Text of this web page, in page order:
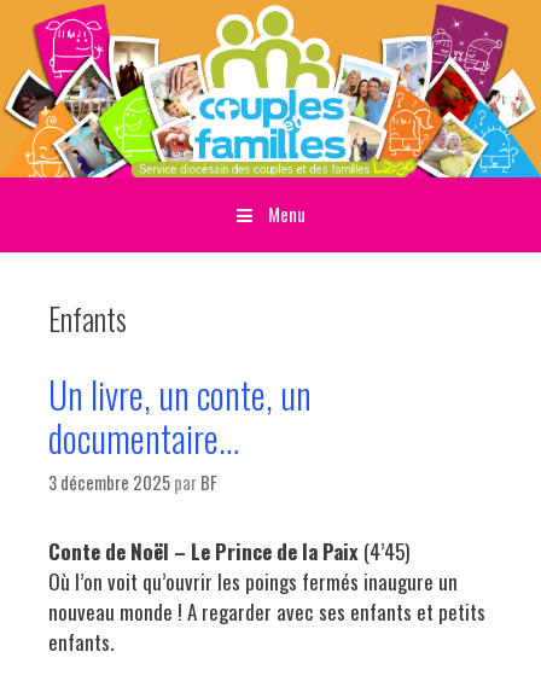
Menu
Enfants
Un livre, un conte, un
documentaire…
3 décembre 2025parBF
Conte de Noël – Le Prince de la Paix (4’45)
Où l’on voit qu’ouvrir les poings fermés inaugure un
nouveau monde ! A regarder avec ses enfants et petits
enfants.